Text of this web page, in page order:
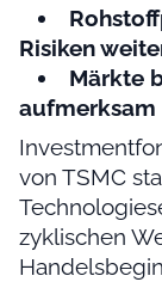
Risiken
Märkte
aufmerksam
von TSMC
zyklischen